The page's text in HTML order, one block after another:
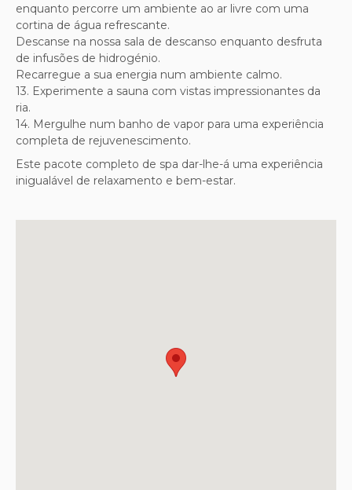
enquanto percorre um ambiente ao ar livre com uma
cortina de água refrescante.
Descanse na nossa sala de descanso enquanto desfruta
de infusões de hidrogénio.
Recarregue a sua energia num ambiente calmo.
13. Experimente a sauna com vistas impressionantes da
ria.
14. Mergulhe num banho de vapor para uma experiência
completa de rejuvenescimento.
Este pacote completo de spa dar-lhe-á uma experiência
inigualável de relaxamento e bem-estar.